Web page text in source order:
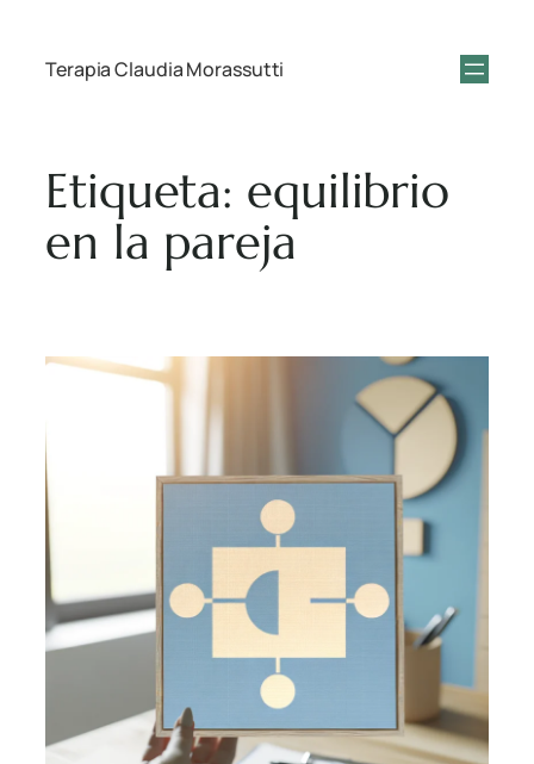
Terapia Claudia Morassutti
Etiqueta: equilibrio
en la pareja